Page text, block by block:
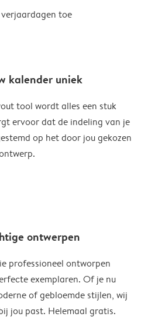
toe
kalender uniek
tool wordt alles een stuk
ervoor dat de indeling van je
op het door jou gekozen
ontwerpen
professioneel ontworpen
exemplaren. Of je nu
of gebloemde stijlen, wij
jou past. Helemaal gratis.